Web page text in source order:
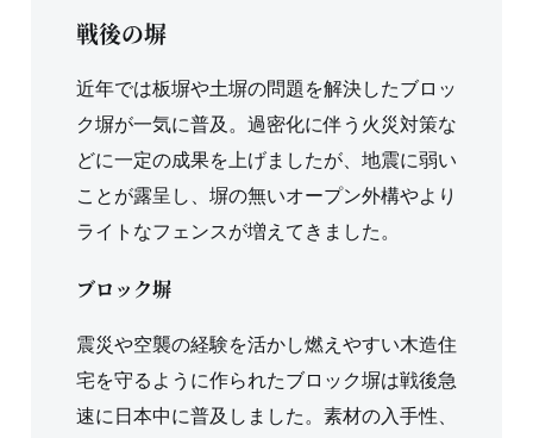
戦後の塀
近年では板塀や土塀の問題を解決したブロッ
ク塀が一気に普及。過密化に伴う火災対策な
どに一定の成果を上げましたが、地震に弱い
ことが露呈し、塀の無いオープン外構やより
ライトなフェンスが増えてきました。
ブロック塀
震災や空襲の経験を活かし燃えやすい木造住
宅を守るように作られたブロック塀は戦後急
速に日本中に普及しました。素材の入手性、